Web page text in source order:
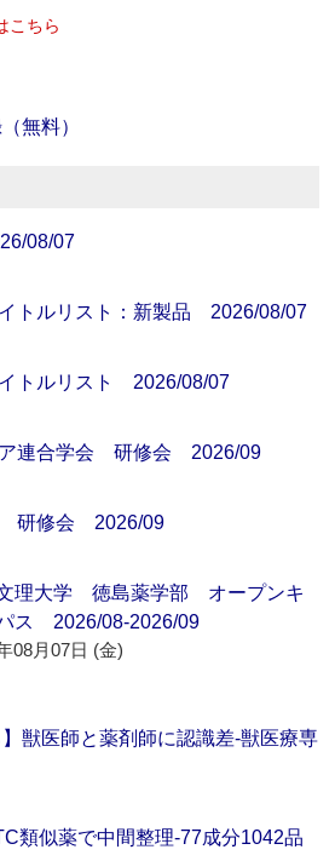
こちら
無料）
08/07
トルリスト：新製品 2026/08/07
トルリスト 2026/08/07
ア連合学会 研修会 2026/09
研修会 2026/09
理大学 徳島薬学部 オープンキ
ス 2026/08-2026/09
08月07日 (金)
】獣医師と薬剤師に認識差‐獣医療専
類似薬で中間整理‐77成分1042品